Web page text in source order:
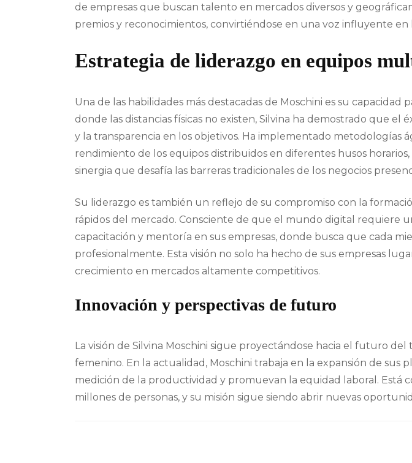
de empresas que buscan talento en mercados diversos y
premios y reconocimientos, convirtiéndose en una voz influyente
Estrategia de liderazgo en equipos
Una de las habilidades más destacadas de Moschini es su
donde las distancias físicas no existen, Silvina ha demostrado que
y la transparencia en los objetivos. Ha implementado metodologías
rendimiento de los equipos distribuidos en diferentes husos
sinergia que desafía las barreras tradicionales de los negocios
Su liderazgo es también un reflejo de su compromiso con la
rápidos del mercado. Consciente de que el mundo digital requiere
capacitación y mentoría en sus empresas, donde busca que cada
profesionalmente. Esta visión no solo ha hecho de sus empresas
crecimiento en mercados altamente competitivos.
Innovación y perspectivas de futuro
La visión de Silvina Moschini sigue proyectándose hacia el futuro
femenino. En la actualidad, Moschini trabaja en la expansión de
medición de la productividad y promuevan la equidad laboral.
millones de personas, y su misión sigue siendo abrir nuevas